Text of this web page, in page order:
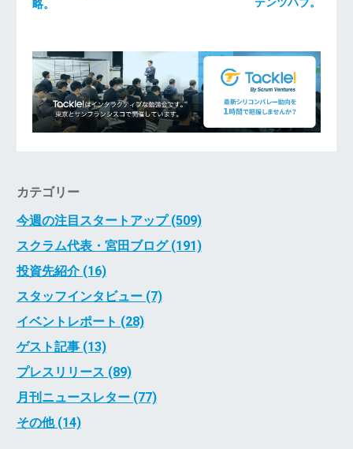
略。
カテゴリー
今週の注目スタートアップ (509)
スクラム代表・宮田ブログ (191)
投資先紹介 (16)
スタッフインタビュー (7)
イベントレポート (28)
ゲスト記事 (13)
プレスリリース (89)
月刊ニュースレター (77)
その他 (14)